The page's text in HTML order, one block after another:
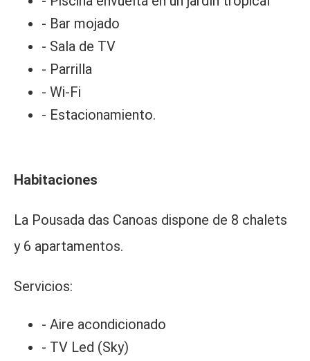
- Bar mojado
- Sala de TV
- Parrilla
- Wi-Fi
- Estacionamiento.
Habitaciones
La Pousada das Canoas dispone de 8 chalets
y 6 apartamentos.
Servicios:
- Aire acondicionado
- TV Led (Sky)